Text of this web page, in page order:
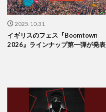
2025.10.31
イギリスのフェス『Boomtown
2026』ラインナップ第一弾が発表